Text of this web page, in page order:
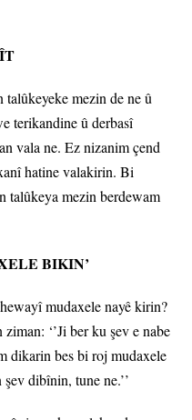
mezin de ne û
terikandine û derbasî
vala ne. Ez nizanim çend
hatine valakirin. Bi
talûkeya mezin berdewam
BIKIN’
mudaxele nayê kirin?
‘’Ji ber ku şev e nabe
dikarin bes bi roj mudaxele
dibînin, tune ne.’’